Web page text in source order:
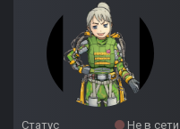
Статус
Не в сети